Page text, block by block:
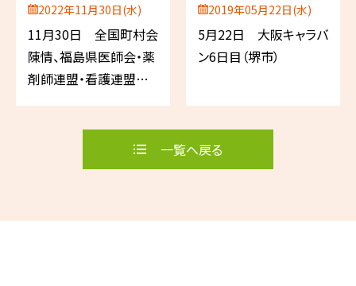
2022年11月30日(水)
11月30日 全国町村会
陳情、福島県医師会・薬
剤師連盟・看護連盟陳
情、第108回アドバイザ
2019年05月22日(水)
5月22日 大阪キャラバ
ン6日目（堺市）
一覧へ戻る